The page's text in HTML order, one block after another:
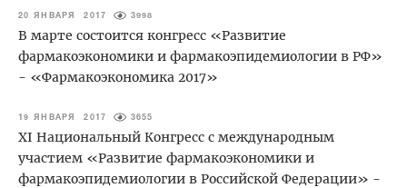
20 ЯНВАРЯ 2017 3998
В марте состоится конгресс «Развитие
фармакоэкономики и фармакоэпидемиологии в РФ»
- «Фармакоэкономика 2017»
19 ЯНВАРЯ 2017 3655
XI Национальный Конгресс с международным
участием «Развитие фармакоэкономики и
фармакоэпидемиологии в Российской Федерации» -